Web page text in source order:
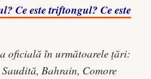
Ce este triftongul? Ce este
oficială în următoarele țări:
Bahrain, Comore